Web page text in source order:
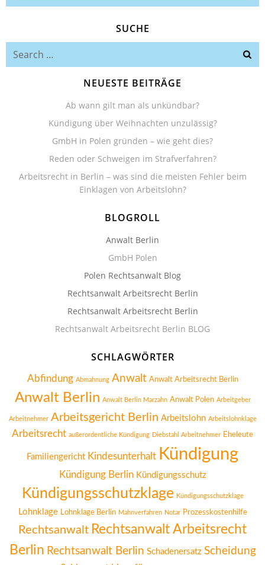
SUCHE
NEUESTE BEITRÄGE
Ab wann gilt man als unkündbar?
Kündigung über Weihnachten unzulässig?
GmbH in Polen gründen – wie geht dies?
Reden oder Schweigen im Strafverfahren?
Arbeitsrecht in Berlin – was sind die meisten Fehler beim
Einklagen von Arbeitslohn?
BLOGROLL
Anwalt Berlin
GmbH Polen
Polen Rechtsanwalt Blog
Rechtsanwalt Arbeitsrecht Berlin
Rechtsanwalt Arbeitsrecht Berlin
Rechtsanwalt Arbeitsrecht Berlin BLOG
SCHLAGWÖRTER
Abfindung Abmahnung Anwalt Anwalt Arbeitsrecht Berlin
Anwalt Berlin Anwalt Berlin Marzahn Anwalt Polen Arbeitgeber
Arbeitnehmer Arbeitsgericht Berlin Arbeitslohn Arbeitslohnklage
Arbeitsrecht außerordentliche Kündigung Diebstahl Arbeitnehmer Eheleute
Familiengericht Kindesunterhalt Kündigung
Kündigung Berlin Kündigungsschutz
Kündigungsschutzklage Kündigungsschutzklage
Lohnklage Lohnklage Berlin Mahnverfahren Notar Prozesskostenhilfe
Rechtsanwalt Rechtsanwalt Arbeitsrecht
Berlin Rechtsanwalt Berlin Schadenersatz Scheidung